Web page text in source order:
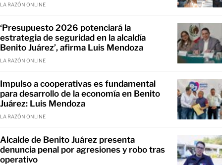
LA RAZÓN ONLINE
‘Presupuesto 2026 potenciará la
estrategia de seguridad en la alcaldía
Benito Juárez’, afirma Luis Mendoza
LA RAZÓN ONLINE
Impulso a cooperativas es fundamental
para desarrollo de la economía en Benito
Juárez: Luis Mendoza
LA RAZÓN ONLINE
Alcalde de Benito Juárez presenta
denuncia penal por agresiones y robo tras
operativo